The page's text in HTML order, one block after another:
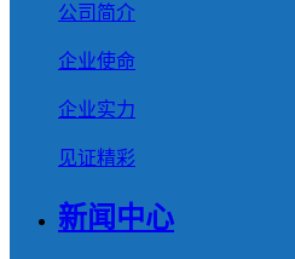
公司简介
企业使命
企业实力
见证精彩
新闻中心